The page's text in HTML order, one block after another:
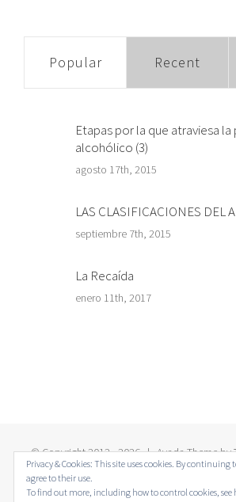
Popular Recent
Etapas por la que atraviesa la
alcohólico (3)
agosto 17th, 2015
LAS CLASIFICACIONES DEL
septiembre 7th, 2015
La Recaída
enero 11th, 2017
© Copyright 2012 -2026 | Avada Theme by
Rights Reserved | Powered by
Privacy & Cookies: This site uses cookies. By continuing
agree to their use.
To find out more, including how to control cookies, see